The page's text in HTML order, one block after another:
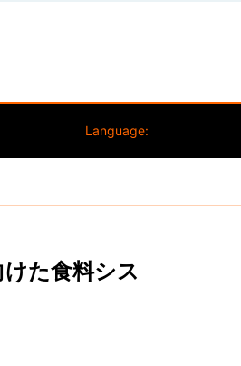
Language:
た食料シス